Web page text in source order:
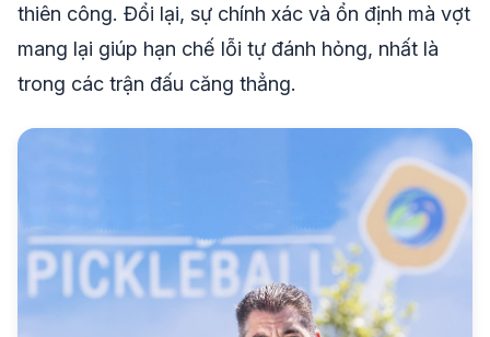
thiên công. Đổi lại, sự chính xác và ổn định mà vợt
mang lại giúp hạn chế lỗi tự đánh hỏng, nhất là
trong các trận đấu căng thẳng.